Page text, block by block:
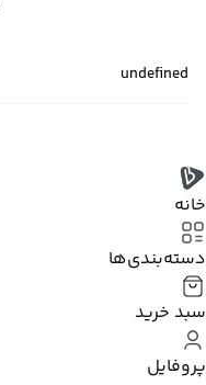
undefined
خانه
دسته‌بندی‌‌ها
سبد خرید
پروفایل